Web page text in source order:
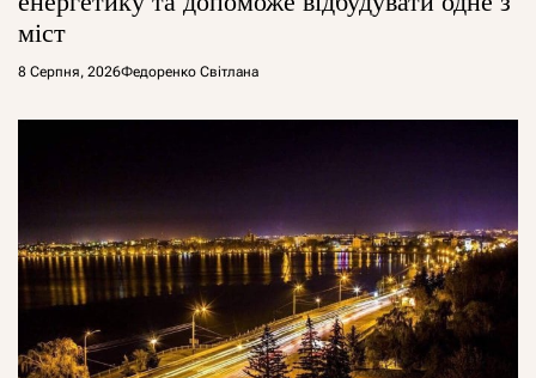
міст
8 Серпня, 2026Федоренко Світлана